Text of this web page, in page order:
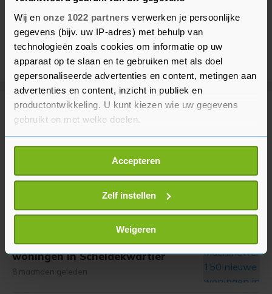
Wij en onze 1022 partners verwerken je persoonlijke
gegevens (bijv. uw IP-adres) met behulp van
technologieën zoals cookies om informatie op uw
apparaat op te slaan en te gebruiken met als doel
gepersonaliseerde advertenties en content, metingen aan
advertenties en content, inzicht in publiek en
productontwikkeling. U kunt kiezen wie uw gegevens
gebruikt en met welke doelen.
Als u het toestaat, willen we ook graag:
Informatie verzamelen over uw geografische
locatie, die tot een paar meter nauwkeurig kan zijn
Uw apparaat identificeren door het actief te
scannen op specifieke eigenschappen (fingerprinting)
Lees meer over hoe uw persoonlijke gegevens worden
verwerkt en stel uw voorkeuren in het
U kunt uw toestemming op elk moment wijzigen of
intrekken in de Cookieverklaring.
Accepteren
Zelf instellen
Weigeren
Meer uit Vlissingen
Caravan volledig uitgebrand op
Commandoweg in Vlissingen
8 maanden geleden
Samenwerken aan De
Machinewerf; 150 nieuwe
woningen in Scheldekwartier
8 maanden geleden